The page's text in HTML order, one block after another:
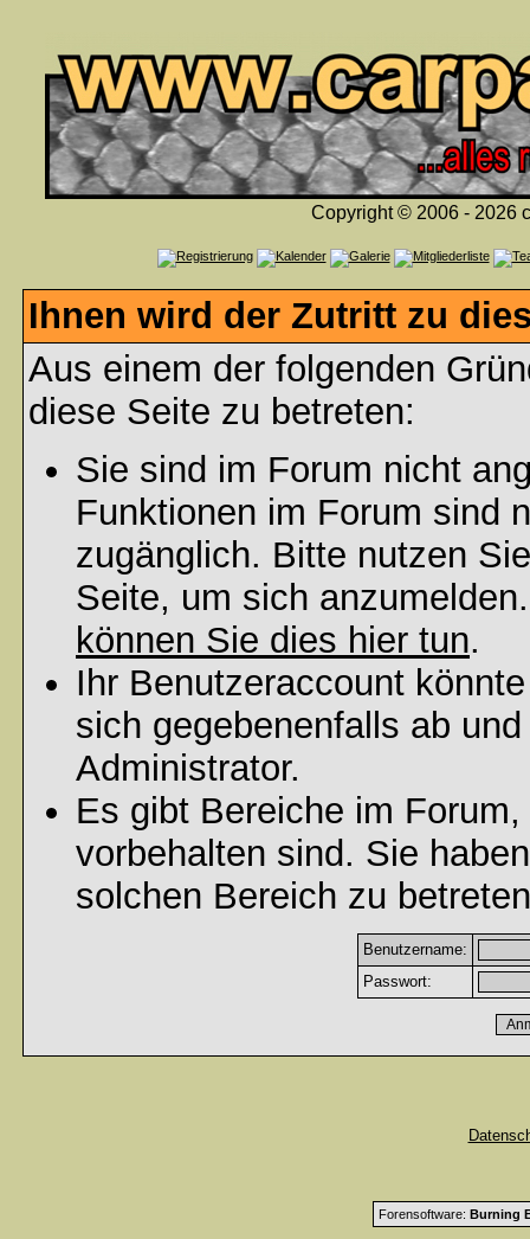
Copyright © 2006 - 2026
Ihnen wird der Zutritt zu
Aus einem der folgenden
diese Seite zu betreten:
Sie sind im Forum nicht
Funktionen im Forum sind
zugänglich. Bitte nutzen
Seite, um sich
können Sie dies hier tun.
Ihr Benutzeraccount
sich gegebenenfalls ab
Administrator.
Es gibt Bereiche im
vorbehalten sind. Sie
solchen Bereich zu
Benutzername:
Passwort:
Forensoftware: Burning